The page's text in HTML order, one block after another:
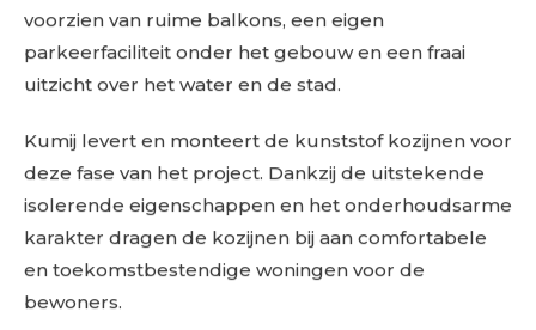
voorzien van ruime balkons, een eigen
parkeerfaciliteit onder het gebouw en een fraai
uitzicht over het water en de stad.
Kumij levert en monteert de kunststof kozijnen voor
deze fase van het project. Dankzij de uitstekende
isolerende eigenschappen en het onderhoudsarme
karakter dragen de kozijnen bij aan comfortabele
en toekomstbestendige woningen voor de
bewoners.